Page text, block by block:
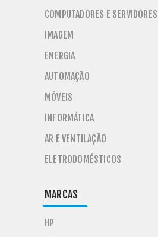
COMPUTADORES E SERVIDORES
IMAGEM
ENERGIA
AUTOMAÇÃO
MÓVEIS
INFORMÁTICA
AR E VENTILAÇÃO
ELETRODOMÉSTICOS
MARCAS
HP